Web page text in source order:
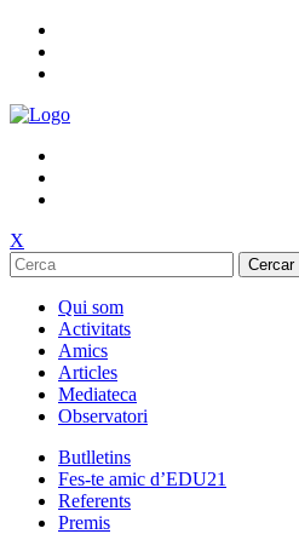
X
Cercar
Qui som
Activitats
Amics
Articles
Mediateca
Observatori
Butlletins
Fes-te amic d’EDU21
Referents
Premis